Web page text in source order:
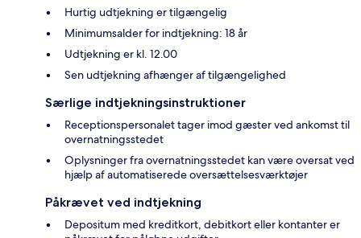
Hurtig udtjekning er tilgængelig
Minimumsalder for indtjekning: 18 år
Udtjekning er kl. 12.00
Sen udtjekning afhænger af tilgængelighed
Særlige indtjekningsinstruktioner
Receptionspersonalet tager imod gæster ved ankomst til
overnatningsstedet
Oplysninger fra overnatningsstedet kan være oversat ved
hjælp af automatiserede oversættelsesværktøjer
Påkrævet ved indtjekning
Depositum med kreditkort, debitkort eller kontanter er